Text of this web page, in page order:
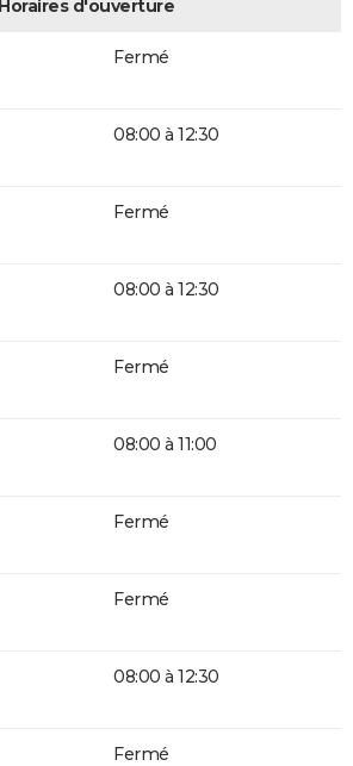
Horaires d'ouverture
Fermé
08:00 à 12:30
Fermé
08:00 à 12:30
Fermé
08:00 à 11:00
Fermé
Fermé
08:00 à 12:30
Fermé